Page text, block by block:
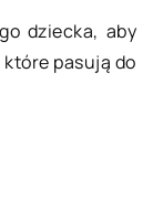
dziecka, aby
pasują do